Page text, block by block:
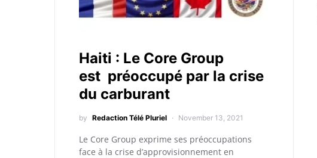
Haiti : Le Core Group
est préoccupé par la crise
du carburant
by Redaction Télé Pluriel November 13, 2021
Le Core Group exprime ses préoccupations
face à la crise d’approvisionnement en